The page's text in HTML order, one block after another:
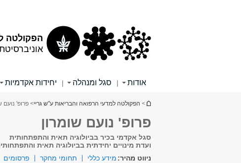
הפקולטה
אודות | סגל ומנהלה | יחידות אקדמיות
הינך נמצא כאן
> הפקולטה למדעי הרפואה והבריאות ע"ש גריי> פרופ' נועם
פרופ' נועם שומרון
סגל אקדמי בכיר בביולוגיה תאית והתפתחותית
ועדת מינויים יחידתית בביולוגיה תאית
ניווט מהיר: מידע כללי תחומי מחקר פרסומים